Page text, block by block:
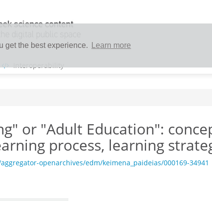
get the best experience. Learn more
Interoperability
or "Adult Education":
process, learning
openarchives/edm/keimena_paideias/000169-34941